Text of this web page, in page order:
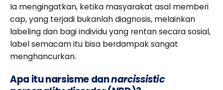
Ia mengingatkan, ketika masyarakat asal memberi
cap, yang terjadi bukanlah diagnosis, melainkan
labeling dan bagi individu yang rentan secara sosial,
label semacam itu bisa berdampak sangat
menghancurkan.
Apa itu narsisme dannarcissistic